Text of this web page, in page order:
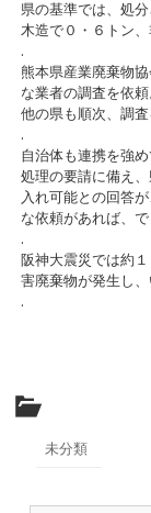
県の基準では、処
木造で０・６トン
.
熊本県産業廃棄物
な業者の調査を依
他の県も順次、調査
.
自治体も連携を強
処理の要請に備え
入れ可能との回答
な依頼があれば、
.
阪神大震災では約
害廃棄物が発生し
.
未分類